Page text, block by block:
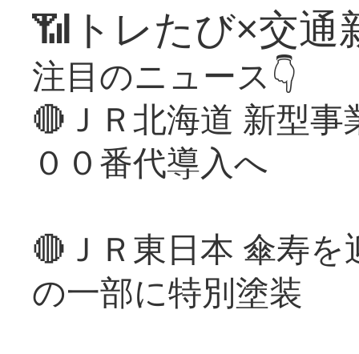
📶トレたび×交通
注目のニュース👇
🔴ＪＲ北海道 新型
００番代導入へ
🔴ＪＲ東日本 傘寿
の一部に特別塗装